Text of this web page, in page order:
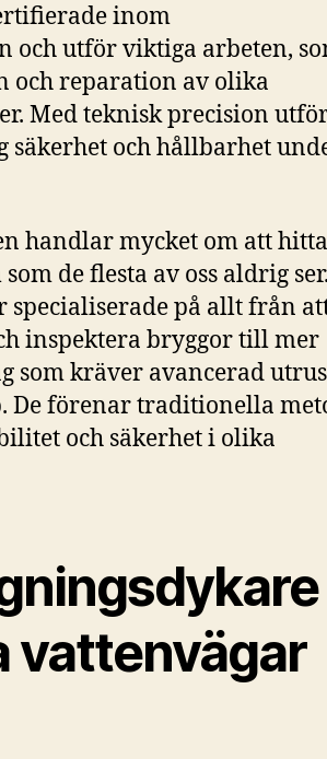
inom
och utför viktiga arbeten,
och reparation av olika
Med teknisk precision
säkerhet och hållbarhet
handlar mycket om att hitta
de flesta av oss aldrig
specialiserade på allt från
inspektera bryggor till mer
som kräver avancerad
De förenar traditionella
och säkerhet i olika
vattenvägar